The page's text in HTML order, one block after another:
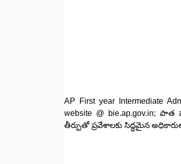
AP First year Intermediate
website @ bie.ap.gov.in;
తీర్పుతో ప్రవేశాలకు సిద్ధమైన